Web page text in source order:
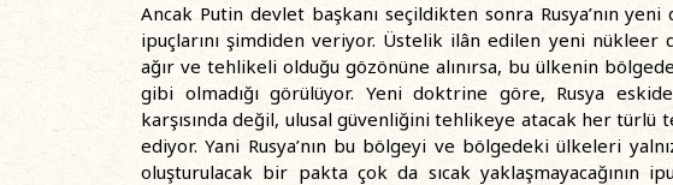
Ancak Putin devlet başkanı seçildikten sonra Rusya’nın
ipuçlarını şimdiden veriyor. Üstelik ilân edilen yeni nükleer
ağır ve tehlikeli olduğu gözönüne alınırsa, bu ülkenin
gibi olmadığı görülüyor. Yeni doktrine göre, Rusya
karşısında değil, ulusal güvenliğini tehlikeye atacak her türlü
ediyor. Yani Rusya’nın bu bölgeyi ve bölgedeki ülkeleri
oluşturulacak bir pakta çok da sıcak yaklaşmayacağının